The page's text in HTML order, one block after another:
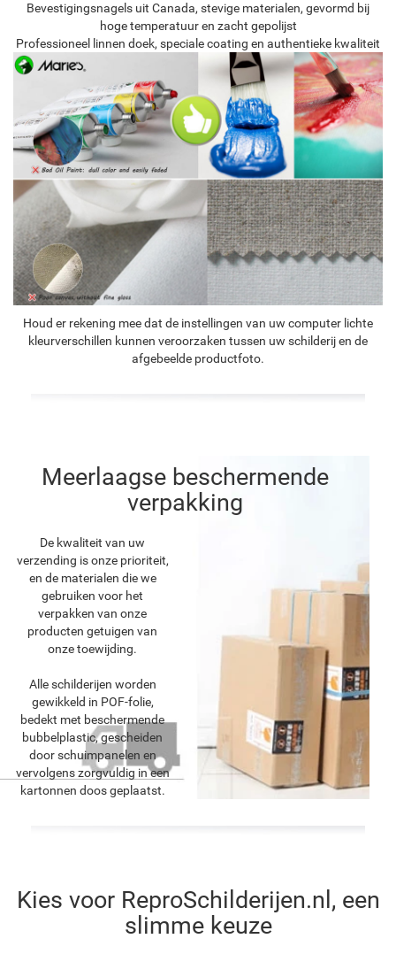
Bevestigingsnagels uit Canada, stevige materialen, gevormd bij
hoge temperatuur en zacht gepolijst
Professioneel linnen doek, speciale coating en authentieke kwaliteit
Houd er rekening mee dat de instellingen van uw computer lichte
kleurverschillen kunnen veroorzaken tussen uw schilderij en de
afgebeelde productfoto.
Meerlaagse beschermende
verpakking
De kwaliteit van uw
verzending is onze prioriteit,
en de materialen die we
gebruiken voor het
verpakken van onze
producten getuigen van
onze toewijding.
Alle schilderijen worden
gewikkeld in POF-folie,
bedekt met beschermende
bubbelplastic, gescheiden
door schuimpanelen en
vervolgens zorgvuldig in een
kartonnen doos geplaatst.
Kies voor ReproSchilderijen.nl, een
slimme keuze